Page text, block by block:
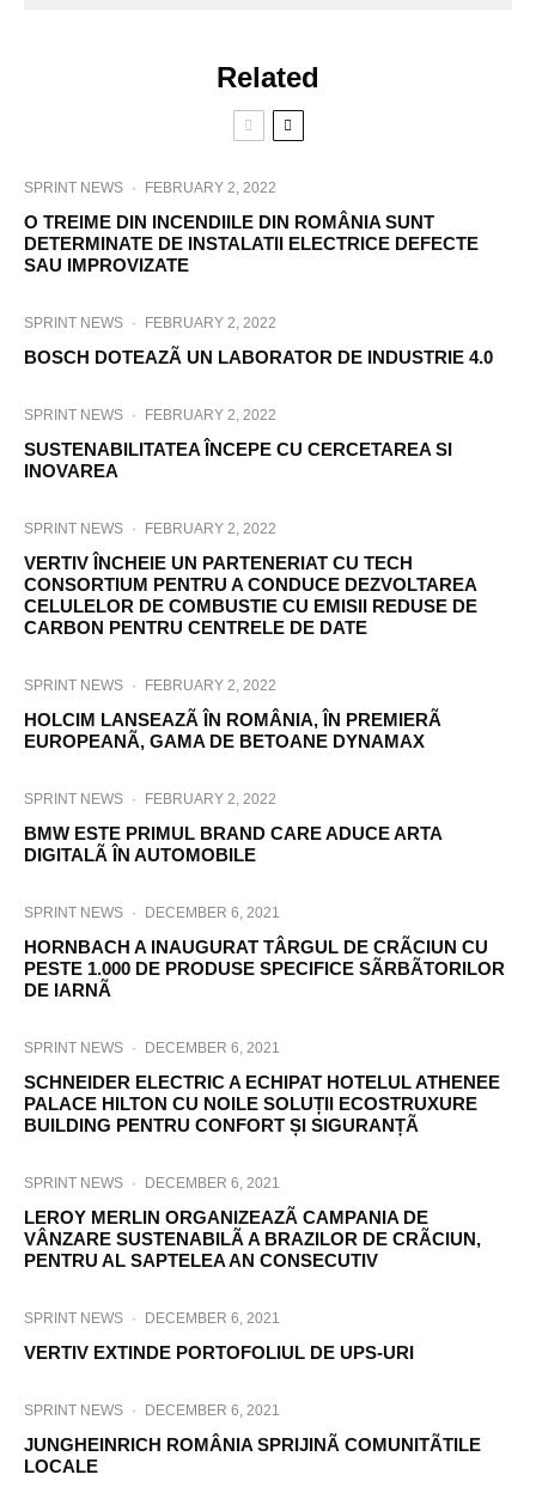
Related
SPRINT NEWS · FEBRUARY 2, 2022
O TREIME DIN INCENDIILE DIN ROMÂNIA SUNT
DETERMINATE DE INSTALATII ELECTRICE DEFECTE
SAU IMPROVIZATE
SPRINT NEWS · FEBRUARY 2, 2022
BOSCH DOTEAZÃ UN LABORATOR DE INDUSTRIE 4.0
SPRINT NEWS · FEBRUARY 2, 2022
SUSTENABILITATEA ÎNCEPE CU CERCETAREA SI
INOVAREA
SPRINT NEWS · FEBRUARY 2, 2022
VERTIV ÎNCHEIE UN PARTENERIAT CU TECH
CONSORTIUM PENTRU A CONDUCE DEZVOLTAREA
CELULELOR DE COMBUSTIE CU EMISII REDUSE DE
CARBON PENTRU CENTRELE DE DATE
SPRINT NEWS · FEBRUARY 2, 2022
HOLCIM LANSEAZÃ ÎN ROMÂNIA, ÎN PREMIERÃ
EUROPEANÃ, GAMA DE BETOANE DYNAMAX
SPRINT NEWS · FEBRUARY 2, 2022
BMW ESTE PRIMUL BRAND CARE ADUCE ARTA
DIGITALÃ ÎN AUTOMOBILE
SPRINT NEWS · DECEMBER 6, 2021
HORNBACH A INAUGURAT TÂRGUL DE CRÃCIUN CU
PESTE 1.000 DE PRODUSE SPECIFICE SÃRBÃTORILOR
DE IARNÃ
SPRINT NEWS · DECEMBER 6, 2021
SCHNEIDER ELECTRIC A ECHIPAT HOTELUL ATHENEE
PALACE HILTON CU NOILE SOLUȚII ECOSTRUXURE
BUILDING PENTRU CONFORT ȘI SIGURANȚÃ
SPRINT NEWS · DECEMBER 6, 2021
LEROY MERLIN ORGANIZEAZÃ CAMPANIA DE
VÂNZARE SUSTENABILÃ A BRAZILOR DE CRÃCIUN,
PENTRU AL SAPTELEA AN CONSECUTIV
SPRINT NEWS · DECEMBER 6, 2021
VERTIV EXTINDE PORTOFOLIUL DE UPS-URI
SPRINT NEWS · DECEMBER 6, 2021
JUNGHEINRICH ROMÂNIA SPRIJINÃ COMUNITÃTILE
LOCALE